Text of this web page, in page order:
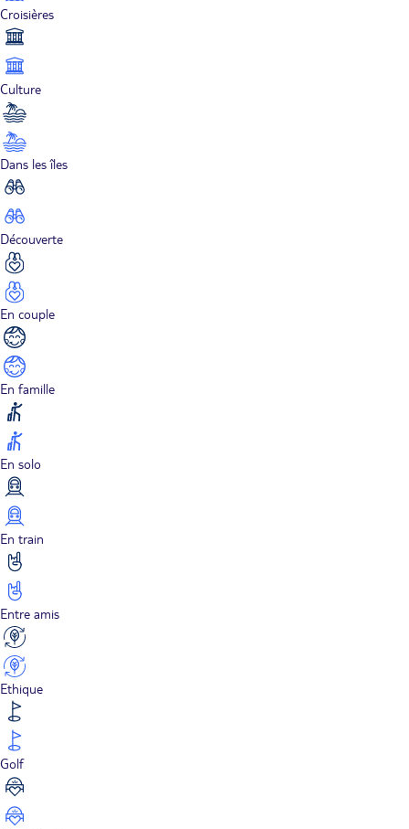
Croisières
Culture
Dans les îles
Découverte
En couple
En famille
En solo
En train
Entre amis
Ethique
Golf